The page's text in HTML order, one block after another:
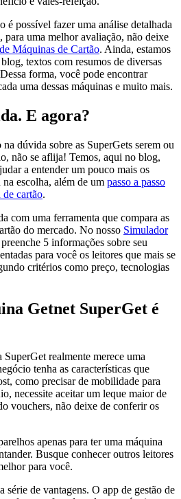
é possível fazer uma análise detalhada
para uma melhor avaliação, não deixe
Máquinas de Cartão. Ainda, estamos
textos com resumos de diversas
forma, você pode encontrar
uma dessas máquinas e muito mais.
E agora?
dúvida sobre as SuperGets serem ou
não se aflija! Temos, aqui no blog,
a entender um pouco mais os
na escolha, além de um passo a passo
de cartão.
com uma ferramenta que compara as
do mercado. No nosso Simulador
5 informações sobre seu
para você os leitores que mais se
critérios como preço, tecnologias
Getnet SuperGet é
realmente merece uma
tenha as características que
como precisar de mobilidade para
necessite aceitar um leque maior de
vouchers, não deixe de conferir os
apenas para ter uma máquina
Busque conhecer outros leitores
para você.
série de vantagens. O app de gestão de